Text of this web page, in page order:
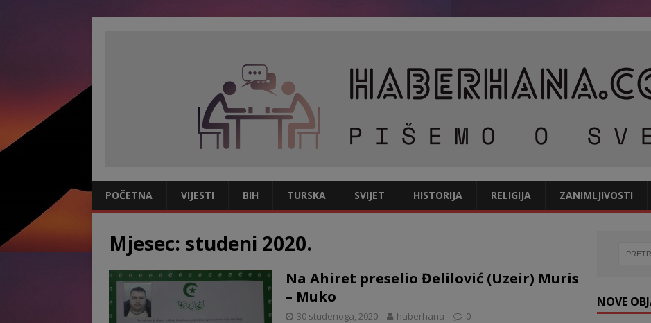
POČETNA VIJESTI BIH TURSKA SVIJET HISTORIJA RELIGIJA ZANIMLJIVOSTI
Mjesec: studeni 2020.
Na Ahiret preselio Đelilović (Uzeir) Muris
– Muko
30 studenoga, 2020 haberhana 0
NOVE